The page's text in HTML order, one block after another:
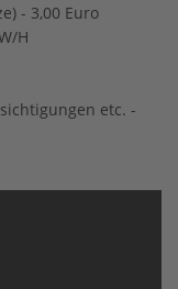
- 3,00 Euro
H
etc. -